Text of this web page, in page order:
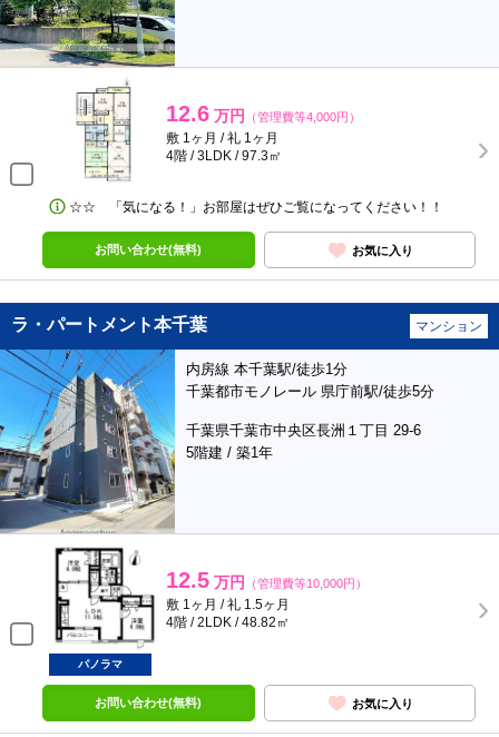
12.6 万円 （管理費等4,000円）
敷 1ヶ月 / 礼 1ヶ月
4階 / 3LDK / 97.3㎡
☆☆ 「気になる！」お部屋はぜひご覧になってください！！
お問い合わせ(無料) お気に入り
ラ・パートメント本千葉 マンション
内房線 本千葉駅/徒歩1分
千葉都市モノレール 県庁前駅/徒歩5分
千葉県千葉市中央区長洲１丁目 29-6
5階建 / 築1年
12.5 万円 （管理費等10,000円）
敷 1ヶ月 / 礼 1.5ヶ月
4階 / 2LDK / 48.82㎡
パノラマ
お問い合わせ(無料) お気に入り